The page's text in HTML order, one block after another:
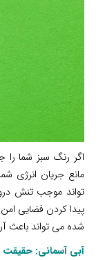
اگر رنگ سبز شما
مانع جریان انرژی
تواند موجب تنش
پیدا کردن فضایی
شده می تواند باعث
آبی آسمانی: حقیقت